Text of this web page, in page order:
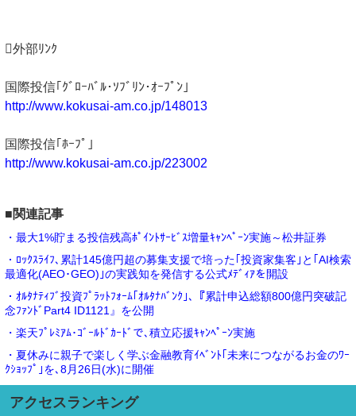
外部ﾘﾝｸ
国際投信｢ｸﾞﾛｰﾊﾞﾙ･ｿﾌﾞﾘﾝ･ｵｰﾌﾟﾝ｣
http://www.kokusai-am.co.jp/148013
国際投信｢ﾎｰﾌﾟ｣
http://www.kokusai-am.co.jp/223002
■関連記事
・最大1%貯まる投信残高ﾎﾟｲﾝﾄｻｰﾋﾞｽ増量ｷｬﾝﾍﾟｰﾝ実施～松井証券
・ﾛｯｸｽﾗｲﾌ､累計145億円超の募集支援で培った｢投資家集客｣と｢AI検索
最適化(AEO･GEO)｣の実践知を発信する公式ﾒﾃﾞｨｱを開設
・ｵﾙﾀﾅﾃｨﾌﾞ投資ﾌﾟﾗｯﾄﾌｫｰﾑ｢ｵﾙﾀﾅﾊﾞﾝｸ｣､『累計申込総額800億円突破記
念ﾌｧﾝﾄﾞPart4 ID1121』を公開
・楽天ﾌﾟﾚﾐｱﾑ･ｺﾞｰﾙﾄﾞｶｰﾄﾞで､積立応援ｷｬﾝﾍﾟｰﾝ実施
・夏休みに親子で楽しく学ぶ金融教育ｲﾍﾞﾝﾄ｢未来につながるお金のﾜｰ
ｸｼｮｯﾌﾟ｣を､8月26日(水)に開催
アクセスランキング